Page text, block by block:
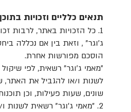
תנאים כלליים וזכויות בתוכן
1. כל הזכויות באתר, לרבות
ג׳וגר" , וזאת בין אם נכללה
הוסכם מפורשות אחרת.
"מאמי ג׳וגר" רשאית, לפי
לשנות ו/או להגביל את האתר,
שונים, שעות פעילות, וכן
2. "מאמי ג׳וגר" רשאית